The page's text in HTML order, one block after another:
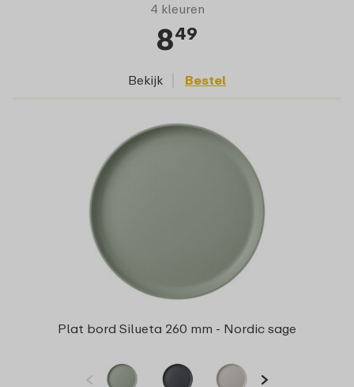
4 kleuren
849
Bekijk Bestel
Plat bord Silueta 260 mm - Nordic sage